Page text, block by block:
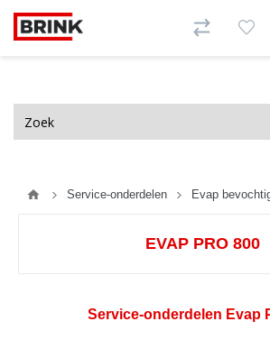
Service-onderdelen Evap
EVAP PRO 800
Service-onderdelen Evap